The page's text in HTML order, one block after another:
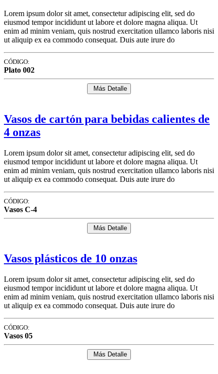
Lorem ipsum dolor sit amet, consectetur adipiscing elit, sed do
eiusmod tempor incididunt ut labore et dolore magna aliqua. Ut
enim ad minim veniam, quis nostrud exercitation ullamco laboris nisi
ut aliquip ex ea commodo consequat. Duis aute irure do
CÓDIGO:
Plato 002
Más Detalle
Vasos de cartón para bebidas calientes de
4 onzas
Lorem ipsum dolor sit amet, consectetur adipiscing elit, sed do
eiusmod tempor incididunt ut labore et dolore magna aliqua. Ut
enim ad minim veniam, quis nostrud exercitation ullamco laboris nisi
ut aliquip ex ea commodo consequat. Duis aute irure do
CÓDIGO:
Vasos C-4
Más Detalle
Vasos plásticos de 10 onzas
Lorem ipsum dolor sit amet, consectetur adipiscing elit, sed do
eiusmod tempor incididunt ut labore et dolore magna aliqua. Ut
enim ad minim veniam, quis nostrud exercitation ullamco laboris nisi
ut aliquip ex ea commodo consequat. Duis aute irure do
CÓDIGO:
Vasos 05
Más Detalle